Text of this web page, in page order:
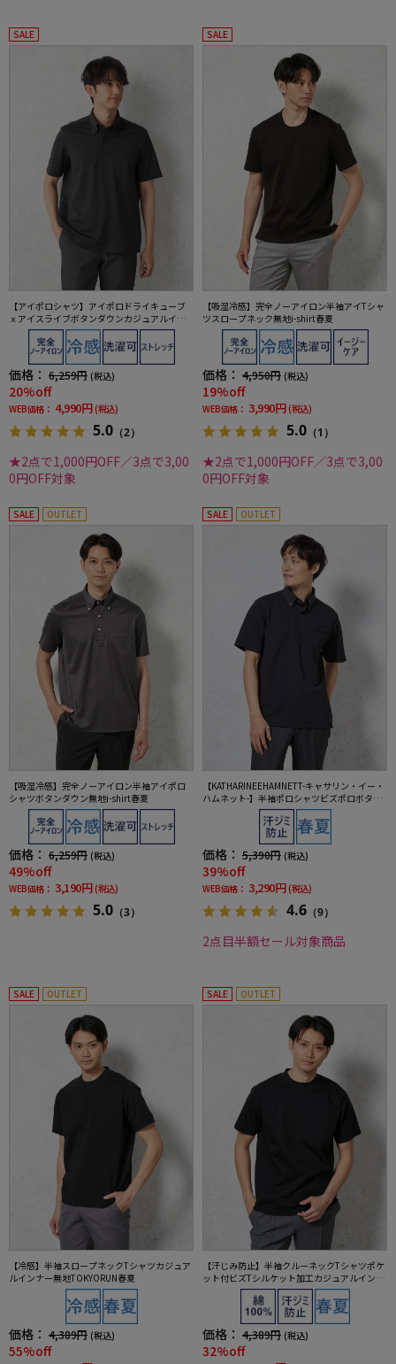
SALE
【アイポロシャツ】アイポロドライキューブ
ｘアイスライブボタンダウンカジュアルイン
ナー吸汗速乾抗菌加工ストレッチ形態安定春
価格： 6,259円 (税込)
20%off
WEB価格： 4,990円 (税込)
5.0 （2）
★2点で1,000円OFF／3点で3,00
0円OFF対象
SALE
【吸湿冷感】完全ノーアイロン半袖アイTシャ
ツスロープネック無地i-shirt春夏
価格： 4,950円 (税込)
19%off
WEB価格： 3,990円 (税込)
5.0 （1）
★2点で1,000円OFF／3点で3,00
0円OFF対象
SALE OUTLET
【吸湿冷感】完全ノーアイロン半袖アイポロ
シャツボタンダウン無地i-shirt春夏
価格： 6,259円 (税込)
49%off
WEB価格： 3,190円 (税込)
5.0 （3）
SALE OUTLET
【KATHARINEEHAMNETT-キャサリン・イー・
ハムネット-】半袖ポロシャツビズポロボタン
ダウン無地春夏
価格： 5,390円 (税込)
39%off
WEB価格： 3,290円 (税込)
4.6 （9）
2点目半額セール対象商品
SALE OUTLET
【冷感】半袖スロープネックTシャツカジュア
ルインナー無地TOKYORUN春夏
価格： 4,389円 (税込)
55%off
SALE OUTLET
【汗じみ防止】半袖クルーネックTシャツポケ
ット付ビズTシルケット加工カジュアルインナ
ー無地TOKYORUN春夏
価格： 4,389円 (税込)
32%off